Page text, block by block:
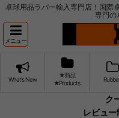
卓球用品ラバー輸入専門店！国際
専門の
メニュー
What's New
★商品
★Products
ク
レビュー